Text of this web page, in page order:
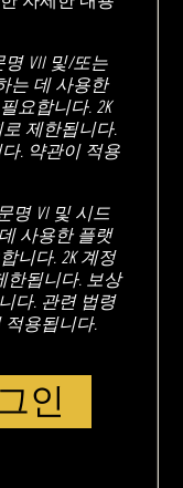
VII 및/또는
는 데 사용한
요합니다. 2K
로 제한됩니다.
. 약관이 적용
명 VI 및 시드
사용한 플랫
니다. 2K 계정
한됩니다. 보상
다. 관련 법령
적용됩니다.
인